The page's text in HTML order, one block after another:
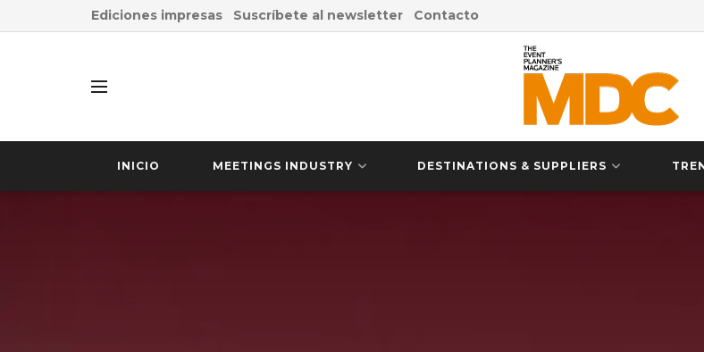
Ediciones impresas Suscríbete al newsletter Contacto
INICIO MEETINGS INDUSTRY DESTINATIONS & SUPPLIERS